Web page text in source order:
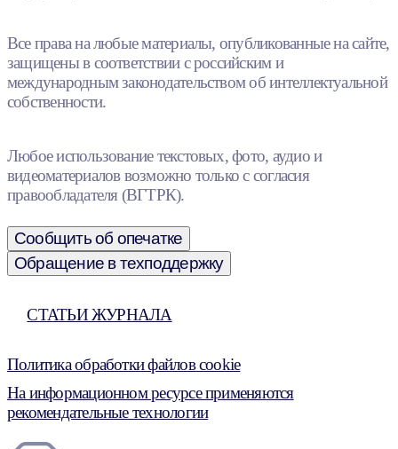
Все права на любые материалы, опубликованные на сайте,
защищены в соответствии с российским и
международным законодательством об интеллектуальной
собственности.
Любое использование текстовых, фото, аудио и
видеоматериалов возможно только с согласия
правообладателя (ВГТРК).
Сообщить об опечатке
Обращение в техподдержку
СТАТЬИ ЖУРНАЛА
Политика обработки файлов cookie
На информационном ресурсе применяются
рекомендательные технологии